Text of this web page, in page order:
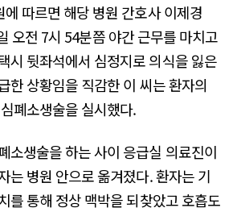
따르면 해당 병원 간호사 이제경
오전 7시 54분쯤 야간 근무를 마치고
시 뒷좌석에서 심정지로 의식을 잃은
한 상황임을 직감한 이 씨는 환자의
폐소생술을 실시했다.
소생술을 하는 사이 응급실 의료진이
는 병원 안으로 옮겨졌다. 환자는 기
를 통해 정상 맥박을 되찾았고 호흡도